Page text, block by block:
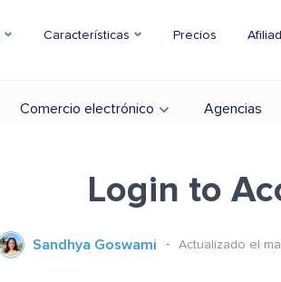
Características Precios
Comercio electrónico Agencias
Login to
Sandhya Goswami Actualizado el